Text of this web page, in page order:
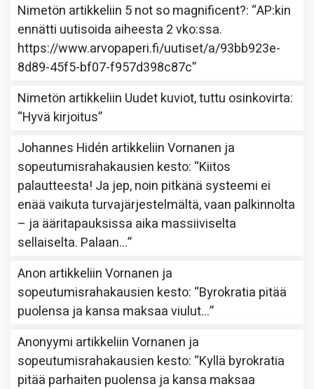
Nimetön artikkeliin 5 not so magnificent?: “AP:kin
ennätti uutisoida aiheesta 2 vko:ssa.
https://www.arvopaperi.fi/uutiset/a/93bb923e-
8d89-45f5-bf07-f957d398c87c”
Nimetön artikkeliin Uudet kuviot, tuttu osinkovirta:
“Hyvä kirjoitus”
Johannes Hidén artikkeliinVornanen ja
sopeutumisrahakausien kesto: “Kiitos
palautteesta! Ja jep, noin pitkänä systeemi ei
enää vaikuta turvajärjestelmältä, vaan palkinnolta
– ja ääritapauksissa aika massiiviselta
sellaiselta. Palaan…”
Anon artikkeliinVornanen ja
sopeutumisrahakausien kesto: “Byrokratia pitää
puolensa ja kansa maksaa viulut…”
Anonyymi artikkeliinVornanen ja
sopeutumisrahakausien kesto: “Kyllä byrokratia
pitää parhaiten puolensa ja kansa maksaa